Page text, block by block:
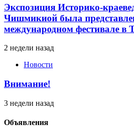
Экспозиция Историко-
Чишмикиой была
международном фестивале в
2 недели назад
Новости
Внимание!
3 недели назад
Объявления